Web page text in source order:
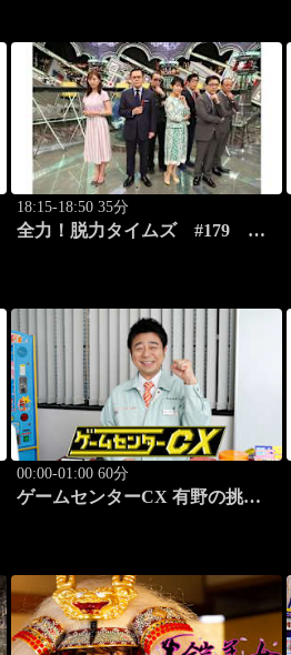
18:15-18:50 35分
全力！脱力タイムズ #179
00:00-01:00 60分
ゲームセンターCX 有野の挑戦